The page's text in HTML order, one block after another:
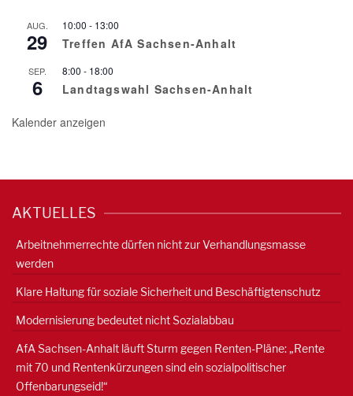
AUG.
29
10:00 - 13:00
Treffen AfA Sachsen-Anhalt
SEP.
6
8:00 - 18:00
Landtagswahl Sachsen-Anhalt
Kalender anzeigen
AKTUELLES
Arbeitnehmerrechte dürfen nicht zur Verhandlungsmasse
werden
Klare Haltung für soziale Sicherheit und Beschäftigtenschutz
Modernisierung bedeutet nicht Sozialabbau
AfA Sachsen-Anhalt läuft Sturm gegen Renten-Pläne: „Rente
mit 70 und Rentenkürzungen sind ein sozialpolitischer
Offenbarungseid!“